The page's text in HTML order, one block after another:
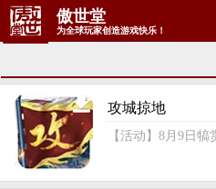
傲世堂
为全球玩家创造游戏快乐！
攻城掠地
【活动】8月9日